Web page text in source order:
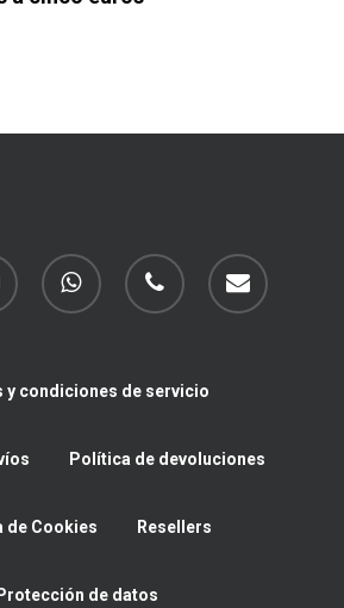
whatsapp phone email
y condiciones de servicio
Política de devoluciones
de Cookies Resellers
Protección de datos